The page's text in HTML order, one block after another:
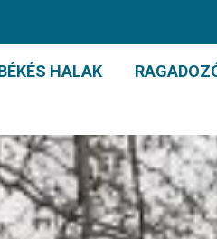
HALAK